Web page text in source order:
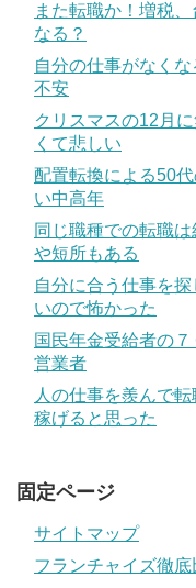
また転職か！増税
なる？
自分の仕事がなく
不安
クリスマスの12月
くて悲しい
配置転換による50
い中高年
同じ職種での転職
や短所もある
自分に合う仕事を
いので怖かった
国民年金受給者の
営業者
人の仕事を羨んで
稼げると思った
固定ページ
サイトマップ
フランチャイズ徹